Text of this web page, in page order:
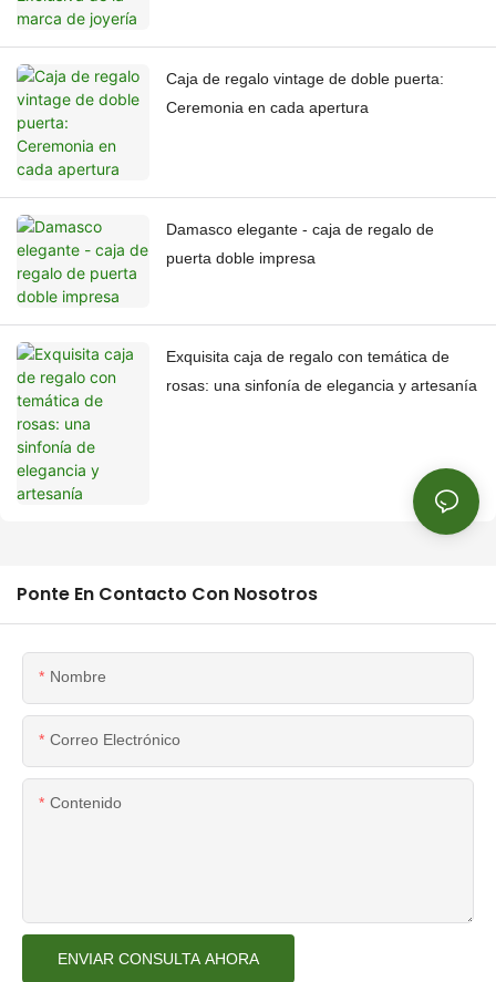
Caja de regalo vintage de doble puerta:
Ceremonia en cada apertura
Damasco elegante - caja de regalo de
puerta doble impresa
Exquisita caja de regalo con temática de
rosas: una sinfonía de elegancia y artesanía
Ponte En Contacto Con Nosotros
Nombre
Correo Electrónico
Contenido
ENVIAR CONSULTA AHORA